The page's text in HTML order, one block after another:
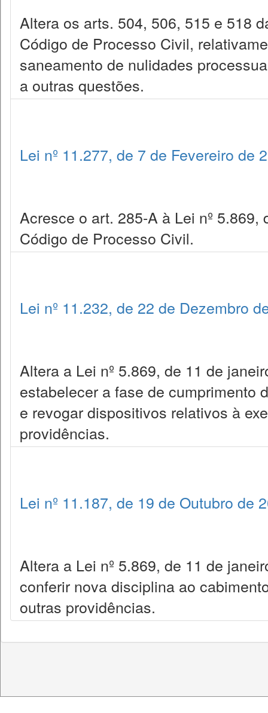
Altera os arts. 504, 506, 515 e 518
Código de Processo Civil,
saneamento de nulidades
a outras questões.
Lei nº 11.277, de 7 de Fevereiro de
Acresce o art. 285-A à Lei nº
Código de Processo Civil.
Lei nº 11.232, de 22 de Dezembro
Altera a Lei nº 5.869, de 11 de
estabelecer a fase de cumprimento
e revogar dispositivos relativos à
providências.
Lei nº 11.187, de 19 de Outubro de
Altera a Lei nº 5.869, de 11 de
conferir nova disciplina ao
outras providências.